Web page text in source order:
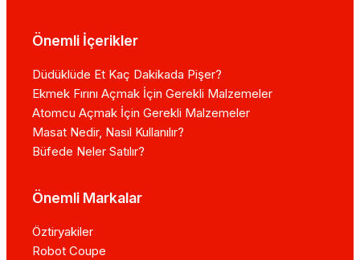
Önemli İçerikler
Düdüklüde Et Kaç Dakikada Pişer?
Ekmek Fırını Açmak İçin Gerekli Malzemeler
Atomcu Açmak İçin Gerekli Malzemeler
Masat Nedir, Nasıl Kullanılır?
Büfede Neler Satılır?
Önemli Markalar
Öztiryakiler
Robot Coupe